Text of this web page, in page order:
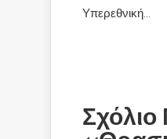
Υπερεθνική...